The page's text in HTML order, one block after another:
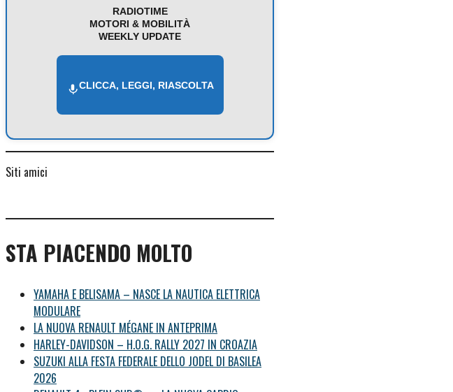
RADIOTIME
MOTORI & MOBILITÀ
WEEKLY UPDATE
CLICCA, LEGGI, RIASCOLTA
Siti amici
STA PIACENDO MOLTO
YAMAHA E BELISAMA – NASCE LA NAUTICA ELETTRICA
MODULARE
LA NUOVA RENAULT MÉGANE IN ANTEPRIMA
HARLEY-DAVIDSON – H.O.G. RALLY 2027 IN CROAZIA
SUZUKI ALLA FESTA FEDERALE DELLO JODEL DI BASILEA
2026